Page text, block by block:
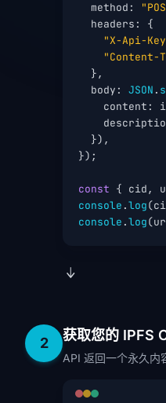
  method:
  headers: {
"X-Api-
"Content-
  },
  body:
JSON .
content:
  }),
});
const { cid,
console .log
console .log
2 获取您的 IPFS
API 返回一个永久内